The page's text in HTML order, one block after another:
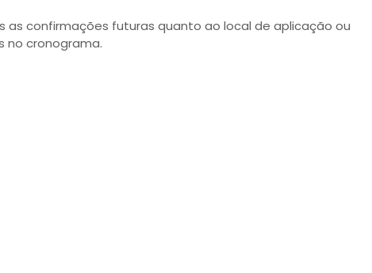
as confirmações futuras quanto ao local de aplicação ou
no cronograma.